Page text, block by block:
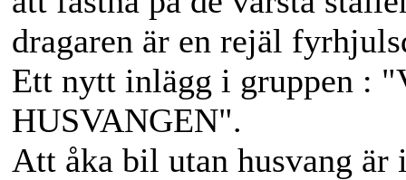
dragaren är en rejäl
Ett nytt inlägg i gruppen :
HUSVANGEN".
Att åka bil utan husvang